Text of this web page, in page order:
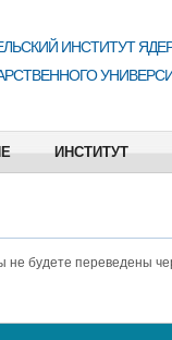
ИНСТИТУТ
ИНСТИТУТ
не будете переведены